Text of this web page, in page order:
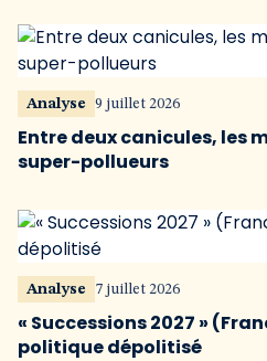
Analyse 9 juillet 2026
Entre deux canicules, les
super-pollueurs
Analyse 7 juillet 2026
« Successions 2027 »
politique dépolitisé